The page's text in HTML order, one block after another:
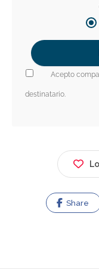
Acepto
destinatario.
Share